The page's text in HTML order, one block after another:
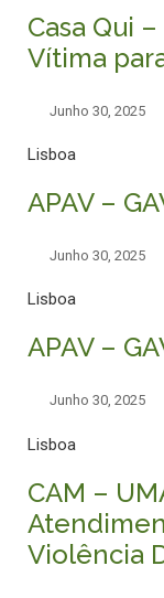
Casa Qui
Vítima
Junho 30, 2025
Lisboa
APAV –
Junho 30, 2025
Lisboa
APAV –
Junho 30, 2025
Lisboa
CAM –
Violência